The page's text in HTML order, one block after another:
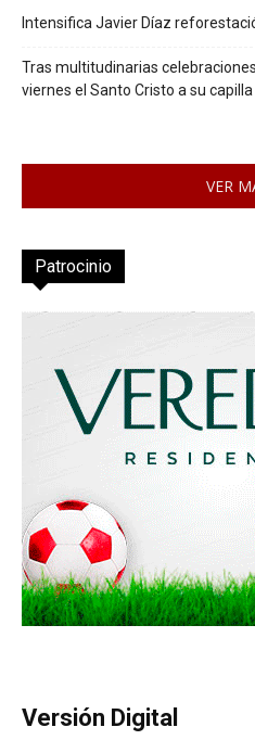
Intensifica Javier Díaz
Tras multitudinarias
viernes el Santo Cristo a su capilla
VER
Patrocinio
Versión Digital